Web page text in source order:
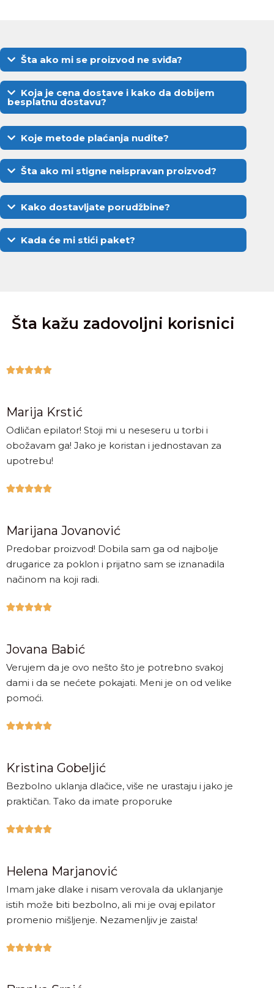
Šta ako mi se proizvod ne sviđa?
Koja je cena dostave i kako da dobijem
besplatnu dostavu?
Koje metode plaćanja nudite?
Šta ako mi stigne neispravan proizvod?
Kako dostavljate porudžbine?
Kada će mi stići paket?
Šta kažu zadovoljni korisnici

Marija Krstić
Odličan epilator! Stoji mi u neseseru u torbi i
obožavam ga! Jako je koristan i jednostavan za
upotrebu!

Marijana Jovanović
Predobar proizvod! Dobila sam ga od najbolje
drugarice za poklon i prijatno sam se iznanadila
načinom na koji radi.

Jovana Babić
Verujem da je ovo nešto što je potrebno svakoj
dami i da se nećete pokajati. Meni je on od velike
pomoći.

Kristina Gobeljić
Bezbolno uklanja dlačice, više ne urastaju i jako je
praktičan. Tako da imate proporuke

Helena Marjanović
Imam jake dlake i nisam verovala da uklanjanje
istih može biti bezbolno, ali mi je ovaj epilator
promenio mišljenje. Nezamenljiv je zaista!
